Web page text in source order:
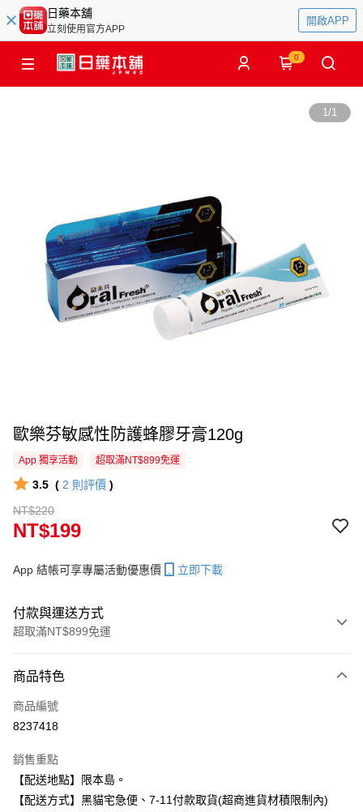
日藥本舖
立刻使用官方APP
開啟APP
0
1/1
歐樂芬敏感性防護蜂膠牙膏120g
App 獨享活動 超取滿NT$899免運
3.5 ( 2 則評價 )
NT$220
NT$199
App 結帳可享專屬活動優惠價 立即下載
付款與運送方式
超取滿NT$899免運
信用卡一次付款
信用卡分期付款
合作金庫商業銀行
華南商業銀行
上海商業儲蓄銀行
台北富邦商業銀行
超商取貨付款
LINE Pay
商品特色
商品編號
8237418
銷售重點
【配送地點】限本島。
【配送方式】黑貓宅急便、7-11付款取貨(超商進貨材積限制內)